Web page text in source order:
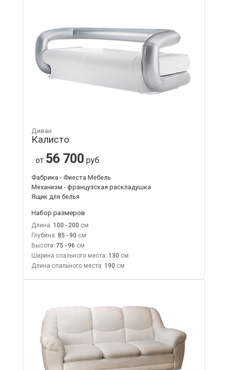
Диван
Калисто
от 56 700 руб.
Фабрика - Фиеста Мебель
Механизм - французская раскладушка
Ящик для белья
Набор размеров
Длина: 100 - 200
Глубина: 85 - 90
Высота: 75 - 96
Ширина спального места: 130
Длина спального места: 190